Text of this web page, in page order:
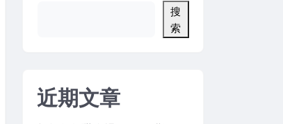
搜
索
近期文章